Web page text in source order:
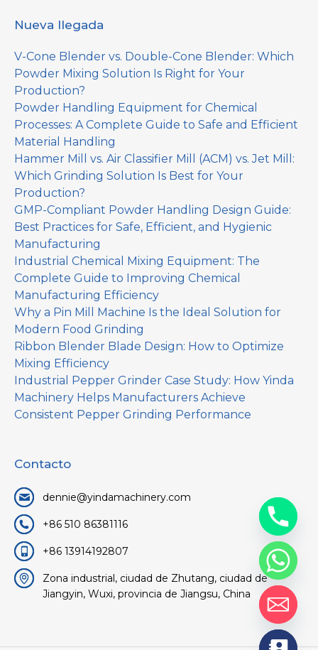
Nueva llegada
V-Cone Blender vs. Double-Cone Blender: Which
Powder Mixing Solution Is Right for Your
Production?
Powder Handling Equipment for Chemical
Processes: A Complete Guide to Safe and Efficient
Material Handling
Hammer Mill vs. Air Classifier Mill (ACM) vs. Jet Mill:
Which Grinding Solution Is Best for Your
Production?
GMP-Compliant Powder Handling Design Guide:
Best Practices for Safe, Efficient, and Hygienic
Manufacturing
Industrial Chemical Mixing Equipment: The
Complete Guide to Improving Chemical
Manufacturing Efficiency
Why a Pin Mill Machine Is the Ideal Solution for
Modern Food Grinding
Ribbon Blender Blade Design: How to Optimize
Mixing Efficiency
Industrial Pepper Grinder Case Study: How Yinda
Machinery Helps Manufacturers Achieve
Consistent Pepper Grinding Performance
Contacto
dennie@yindamachinery.com
+86 510 86381116
+86 13914192807
Zona industrial, ciudad de Zhutang, ciudad de
Jiangyin, Wuxi, provincia de Jiangsu, China